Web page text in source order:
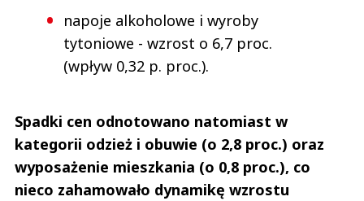
napoje alkoholowe i wyroby
tytoniowe - wzrost o 6,7 proc.
(wpływ 0,32 p. proc.).
Spadki cen odnotowano natomiast w
kategorii odzież i obuwie (o 2,8 proc.) oraz
wyposażenie mieszkania (o 0,8 proc.), co
nieco zahamowało dynamikę wzrostu